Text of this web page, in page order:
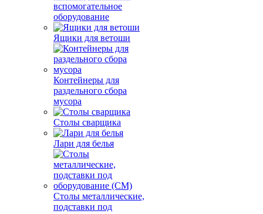
вспомогательное
оборудование
Ящики для ветоши
Контейнеры для
раздельного сбора
мусора
Столы сварщика
Лари для белья
Столы металлические,
подставки под